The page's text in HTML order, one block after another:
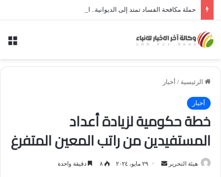
الرئيسية / أخبار
أخبار
خطة حكومية لزيادة أعداد
المستفيدين من راتب المعين المتفرغ
هيئة التحرير
أرسل ٢٩ مايو، ٢٠٢٤ ٨ دقيقة واحدة